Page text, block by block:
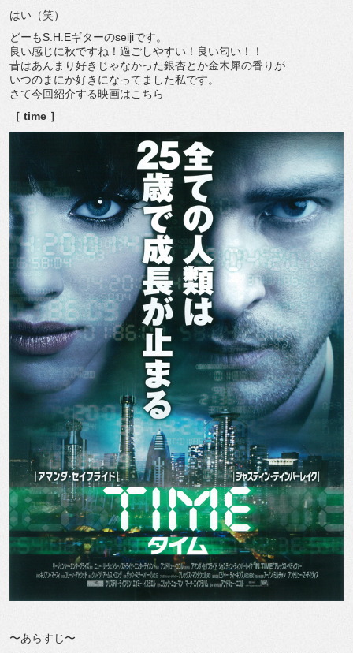
はい（笑）
どーもS.H.Eギターのseijiです。
良い感じに秋ですね！過ごしやすい！良い匂い！！
昔はあんまり好きじゃなかった銀杏とか金木犀の香りが
いつのまにか好きになってました私です。
さて今回紹介する映画はこちら
［ time ］
〜あらすじ〜